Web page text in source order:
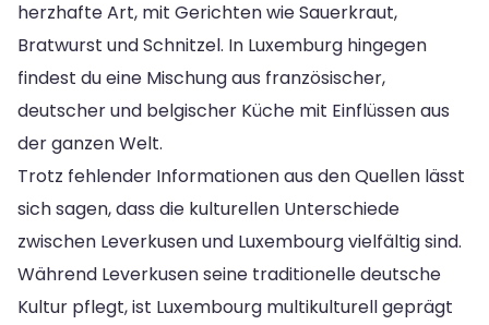
herzhafte Art, mit Gerichten wie Sauerkraut,
Bratwurst und Schnitzel. In Luxemburg hingegen
findest du eine Mischung aus französischer,
deutscher und belgischer Küche mit Einflüssen aus
der ganzen Welt.
Trotz fehlender Informationen aus den Quellen lässt
sich sagen, dass die kulturellen Unterschiede
zwischen Leverkusen und Luxembourg vielfältig sind.
Während Leverkusen seine traditionelle deutsche
Kultur pflegt, ist Luxembourg multikulturell geprägt